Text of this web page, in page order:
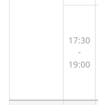
17:30
-
19:00